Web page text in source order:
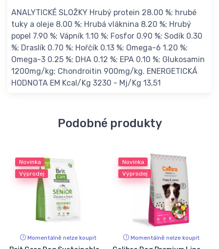
ANALYTICKÉ SLOŽKY Hrubý protein 28.00 %; hrubé
tuky a oleje 8.00 %; Hrubá vláknina 8.20 %; Hrubý
popel 7.90 %; Vápník 1.10 %; Fosfor 0.90 %; Sodík 0.30
%; Draslík 0.70 %; Hořčík 0.13 %; Omega-6 1.20 %;
Omega-3 0.25 %; DHA 0.12 %; EPA 0.10 %; Glukosamin
1200mg/kg; Chondroitin 900mg/kg. ENERGETICKÁ
HODNOTA EM Kcal/Kg 3230 - Mj/Kg 13,51
Podobné produkty
Novinka
Výprodej
Momentálně nelze koupit
Novinka
Výprodej
Momentálně nelze koupit